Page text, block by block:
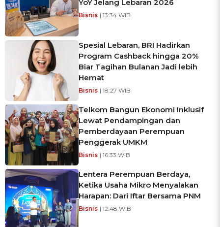
YoY Jelang Lebaran 2026
Bisnis | 13:34 WIB
Spesial Lebaran, BRI Hadirkan
Program Cashback hingga 20%
Biar Tagihan Bulanan Jadi lebih
Hemat
Bisnis | 18:27 WIB
Telkom Bangun Ekonomi Inklusif
Lewat Pendampingan dan
Pemberdayaan Perempuan
Penggerak UMKM
Bisnis | 16:33 WIB
Lentera Perempuan Berdaya,
Ketika Usaha Mikro Menyalakan
Harapan: Dari Iftar Bersama PNM
Bisnis | 12:48 WIB